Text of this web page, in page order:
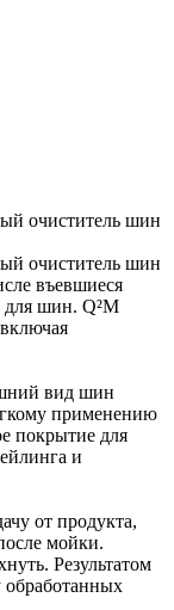
очиститель шин
очиститель шин
въевшиеся
для шин. Q²M
вид шин
применению
покрытие для
и
от продукта,
мойки.
Результатом
обработанных